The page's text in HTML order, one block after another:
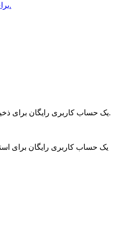
برای محصولات بیشتر کلیک کنید.
یک حساب کاربری رایگان برای ذخیره آیتم‌های محبوب ایجاد کنید.
یک حساب کاربری رایگان برای